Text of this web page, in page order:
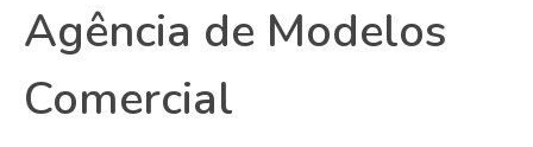
Agência de Modelos
Comercial